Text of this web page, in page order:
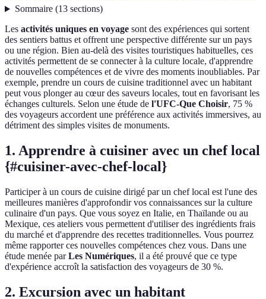
Sommaire(13 sections)
Les activités uniques en voyage sont des expériences qui sortent
des sentiers battus et offrent une perspective différente sur un pays
ou une région. Bien au-delà des visites touristiques habituelles, ces
activités permettent de se connecter à la culture locale, d'apprendre
de nouvelles compétences et de vivre des moments inoubliables. Par
exemple, prendre un cours de cuisine traditionnel avec un habitant
peut vous plonger au cœur des saveurs locales, tout en favorisant les
échanges culturels. Selon une étude de l'UFC-Que Choisir, 75 %
des voyageurs accordent une préférence aux activités immersives, au
détriment des simples visites de monuments.
1. Apprendre à cuisiner avec un chef local
{#cuisiner-avec-chef-local}
Participer à un cours de cuisine dirigé par un chef local est l'une des
meilleures manières d'approfondir vos connaissances sur la culture
culinaire d'un pays. Que vous soyez en Italie, en Thaïlande ou au
Mexique, ces ateliers vous permettent d'utiliser des ingrédients frais
du marché et d'apprendre des recettes traditionnelles. Vous pourrez
même rapporter ces nouvelles compétences chez vous. Dans une
étude menée parLes Numériques, il a été prouvé que ce type
d'expérience accroît la satisfaction des voyageurs de 30 %.
2. Excursion avec un habitant